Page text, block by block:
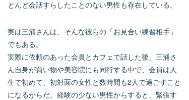
とんど会話すらしたことのない男性も存在している。
実は三浦さんは、そんな彼らの「お見合い練習相手」
でもある。
実際に依頼のあった会員とカフェで話した後、三浦さ
ん自身が買い物や美容院にも同行する中で、会員は人
生で初めて、初対面の女性と数時間も2人で過ごすこと
になるからだ。経験の少ない男性からすると、緊張す